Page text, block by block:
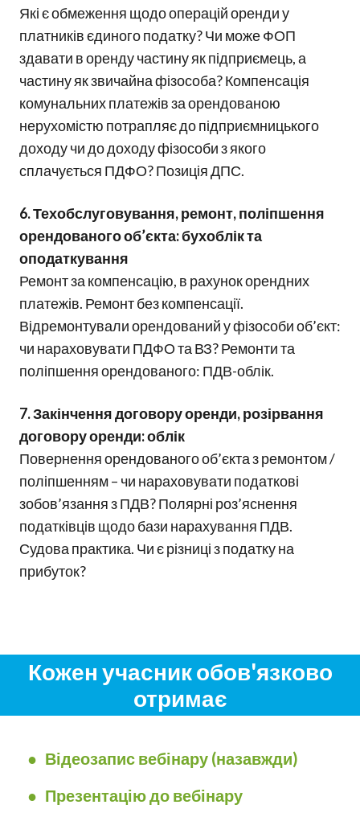
Які є обмеження щодо операцій оренди у
платників єдиного податку? Чи може ФОП
здавати в оренду частину як підприємець, а
частину як звичайна фізособа? Компенсація
комунальних платежів за орендованою
нерухомістю потрапляє до підприємницького
доходу чи до доходу фізособи з якого
сплачується ПДФО? Позиція ДПС.
6. Техобслуговування, ремонт, поліпшення
орендованого об’єкта: бухоблік та
оподаткування
Ремонт за компенсацію, в рахунок орендних
платежів. Ремонт без компенсації.
Відремонтували орендований у фізособи об’єкт:
чи нараховувати ПДФО та ВЗ? Ремонти та
поліпшення орендованого: ПДВ-облік.
7. Закінчення договору оренди, розірвання
договору оренди: облік
Повернення орендованого об’єкта з ремонтом /
поліпшенням – чи нараховувати податкові
зобов’язання з ПДВ? Полярні роз’яснення
податківців щодо бази нарахування ПДВ.
Судова практика. Чи є різниці з податку на
прибуток?
Кожен учасник обов'язково
отримає
● Відеозапис вебінару (назавжди)
● Презентацію до вебінару